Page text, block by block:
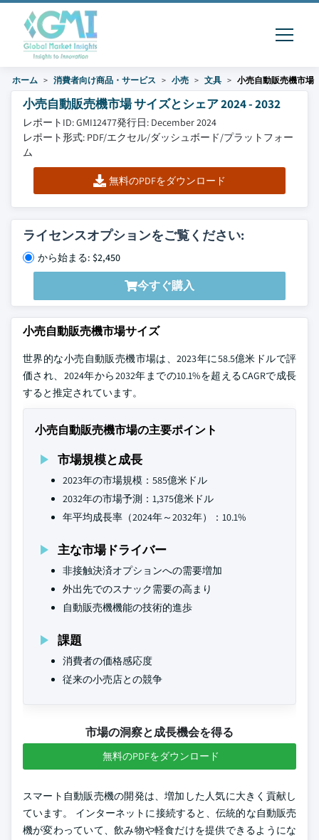
ホーム 消費者向け商品・サービス 小売 文具 小売自動販売機市場
小売自動販売機市場 サイズとシェア 2024 - 2032
レポートID: GMI12477発行日: December 2024
レポート形式: PDF/エクセル/ダッシュボード/プラットフォー
ム
無料のPDFをダウンロード
ライセンスオプションをご覧ください:
から始まる: $2,450
今すぐ購入
小売自動販売機市場サイズ
世界的な小売自動販売機市場は、2023年に58.5億米ドルで評
価され、2024年から2032年までの10.1%を超えるCAGRで成長
すると推定されています。
小売自動販売機市場の主要ポイント
市場規模と成長
2023年の市場規模：585億米ドル
2032年の市場予測：1,375億米ドル
年平均成長率（2024年～2032年）：10.1%
主な市場ドライバー
非接触決済オプションへの需要増加
外出先でのスナック需要の高まり
自動販売機機能の技術的進歩
課題
消費者の価格感応度
従来の小売店との競争
市場の洞察と成長機会を得る
無料のPDFをダウンロード
スマート自動販売機の開発は、増加した人気に大きく貢献し
ています。 インターネットに接続すると、伝統的な自動販売
機が変わっていて、飲み物や軽食だけを提供できるようにな